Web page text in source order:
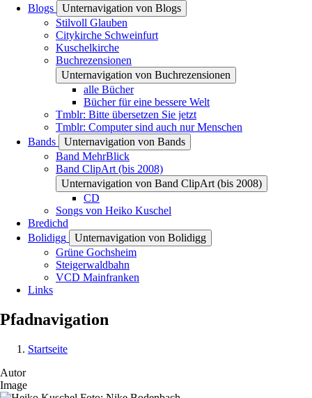
Blogs
Unternavigation von Blogs
Stilvoll Glauben
Citykirche Schweinfurt
Kuschelkirche
Buchrezensionen
Unternavigation von Buchrezensionen
alle Bücher
Bücher für eine bessere Welt
Tmblr: Bitte übersetzen Sie jetzt
Tmblr: Computer sind auch nur Menschen
Bands
Unternavigation von Bands
Band MehrBlick
Band ClipArt (bis 2008)
Unternavigation von Band ClipArt (bis 2008)
CD
Songs von Heiko Kuschel
Bredichd
Bolidigg
Unternavigation von Bolidigg
Grüne Gochsheim
Steigerwaldbahn
VCD Mainfranken
Links
Pfadnavigation
Startseite
Autor
Image